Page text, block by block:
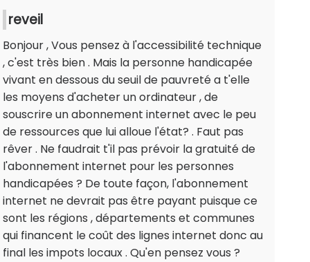
reveil
Bonjour , Vous pensez à l'accessibilité technique
, c'est très bien . Mais la personne handicapée
vivant en dessous du seuil de pauvreté a t'elle
les moyens d'acheter un ordinateur , de
souscrire un abonnement internet avec le peu
de ressources que lui alloue l'état? . Faut pas
rêver . Ne faudrait t'il pas prévoir la gratuité de
l'abonnement internet pour les personnes
handicapées ? De toute façon, l'abonnement
internet ne devrait pas être payant puisque ce
sont les régions , départements et communes
qui financent le coût des lignes internet donc au
final les impots locaux . Qu'en pensez vous ?